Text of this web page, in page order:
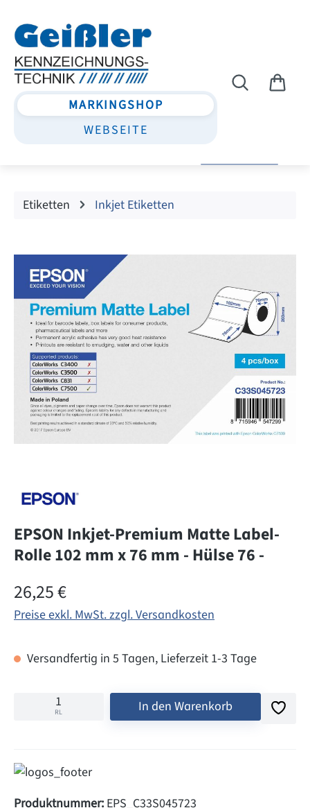
MARKINGSHOP
WEBSEITE
Etiketten Inkjet Etiketten
Bildergalerie überspringen
EPSON Inkjet-Premium Matte Label-
Rolle 102 mm x 76 mm - Hülse 76 -
Regulärer Preis:
26,25 €
Preise exkl. MwSt. zzgl. Versandkosten
Versandfertig in 5 Tagen, Lieferzeit 1-3 Tage
RL In den Warenkorb
Produktnummer: EPS_C33S045723